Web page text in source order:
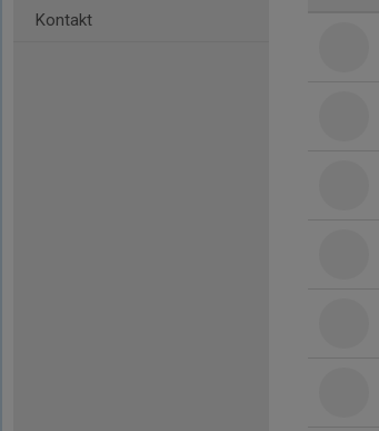
Kontakt